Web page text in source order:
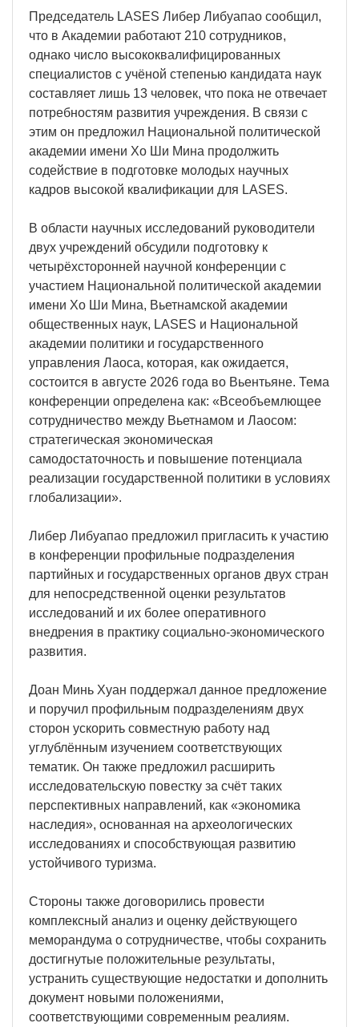
Председатель LASES Либер Либуапао сообщил,
что в Академии работают 210 сотрудников,
однако число высококвалифицированных
специалистов с учёной степенью кандидата наук
составляет лишь 13 человек, что пока не отвечает
потребностям развития учреждения. В связи с
этим он предложил Национальной политической
академии имени Хо Ши Мина продолжить
содействие в подготовке молодых научных
кадров высокой квалификации для LASES.
В области научных исследований руководители
двух учреждений обсудили подготовку к
четырёхсторонней научной конференции с
участием Национальной политической академии
имени Хо Ши Мина, Вьетнамской академии
общественных наук, LASES и Национальной
академии политики и государственного
управления Лаоса, которая, как ожидается,
состоится в августе 2026 года во Вьентьяне. Тема
конференции определена как: «Всеобъемлющее
сотрудничество между Вьетнамом и Лаосом:
стратегическая экономическая
самодостаточность и повышение потенциала
реализации государственной политики в условиях
глобализации».
Либер Либуапао предложил пригласить к участию
в конференции профильные подразделения
партийных и государственных органов двух стран
для непосредственной оценки результатов
исследований и их более оперативного
внедрения в практику социально-экономического
развития.
Доан Минь Хуан поддержал данное предложение
и поручил профильным подразделениям двух
сторон ускорить совместную работу над
углублённым изучением соответствующих
тематик. Он также предложил расширить
исследовательскую повестку за счёт таких
перспективных направлений, как «экономика
наследия», основанная на археологических
исследованиях и способствующая развитию
устойчивого туризма.
Стороны также договорились провести
комплексный анализ и оценку действующего
меморандума о сотрудничестве, чтобы сохранить
достигнутые положительные результаты,
устранить существующие недостатки и дополнить
документ новыми положениями,
соответствующими современным реалиям.